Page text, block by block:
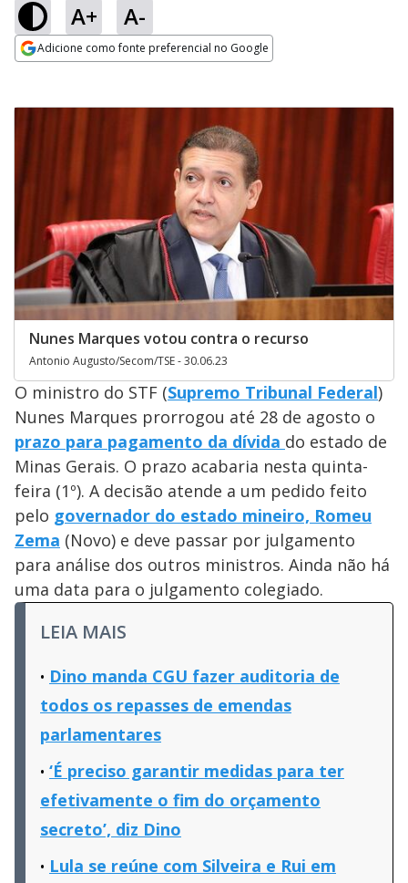
A+ A-
Adicione como fonte preferencial no Google
Nunes Marques votou contra o recurso
Antonio Augusto/Secom/TSE - 30.06.23
O ministro do STF (Supremo Tribunal Federal)
Nunes Marques prorrogou até 28 de agosto o
prazo para pagamento da dívida do estado de
Minas Gerais. O prazo acabaria nesta quinta-
feira (1º). A decisão atende a um pedido feito
pelo governador do estado mineiro, Romeu
Zema (Novo) e deve passar por julgamento
para análise dos outros ministros. Ainda não há
uma data para o julgamento colegiado.
LEIA MAIS
Dino manda CGU fazer auditoria de
todos os repasses de emendas
parlamentares
‘É preciso garantir medidas para ter
efetivamente o fim do orçamento
secreto’, diz Dino
Lula se reúne com Silveira e Rui em